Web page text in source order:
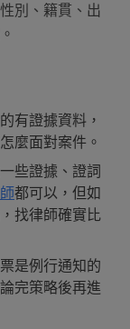
別、籍貫、出
有證據資料，
麼面對案件。
些證據、證詞
都可以，但如
找律師確實比
是例行通知的
完策略後再進